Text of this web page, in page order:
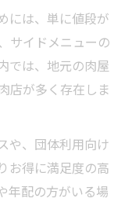
には、単に値段が
サイドメニューの
では、地元の肉屋
店が多く存在しま
や、団体利用向け
お得に満足度の高
年配の方がいる場